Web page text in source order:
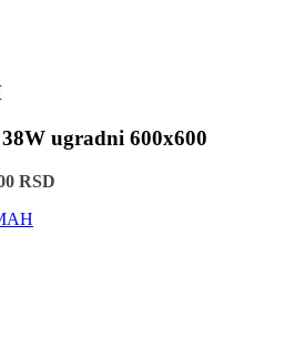
ugradni 600x600
RSD